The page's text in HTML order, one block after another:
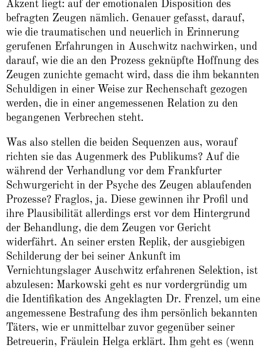
Akzent liegt: auf der emotionalen Disposition des
befragten Zeugen nämlich. Genauer gefasst, darauf,
wie die traumatischen und neuerlich in Erinnerung
gerufenen Erfahrungen in Auschwitz nachwirken, und
darauf, wie die an den Prozess geknüpfte Hoffnung des
Zeugen zunichte gemacht wird, dass die ihm bekannten
Schuldigen in einer Weise zur Rechenschaft gezogen
werden, die in einer angemessenen Relation zu den
begangenen Verbrechen steht.
Was also stellen die beiden Sequenzen aus, worauf
richten sie das Augenmerk des Publikums? Auf die
während der Verhandlung vor dem Frankfurter
Schwurgericht in der Psyche des Zeugen ablaufenden
Prozesse? Fraglos, ja. Diese gewinnen ihr Profil und
ihre Plausibilität allerdings erst vor dem Hintergrund
der Behandlung, die dem Zeugen vor Gericht
widerfährt. An seiner ersten Replik, der ausgiebigen
Schilderung der bei seiner Ankunft im
Vernichtungslager Auschwitz erfahrenen Selektion, ist
abzulesen: Markowski geht es nur vordergründig um
die Identifikation des Angeklagten Dr. Frenzel, um eine
angemessene Bestrafung des ihm persönlich bekannten
Täters, wie er unmittelbar zuvor gegenüber seiner
Betreuerin, Fräulein Helga erklärt. Ihm geht es (wenn